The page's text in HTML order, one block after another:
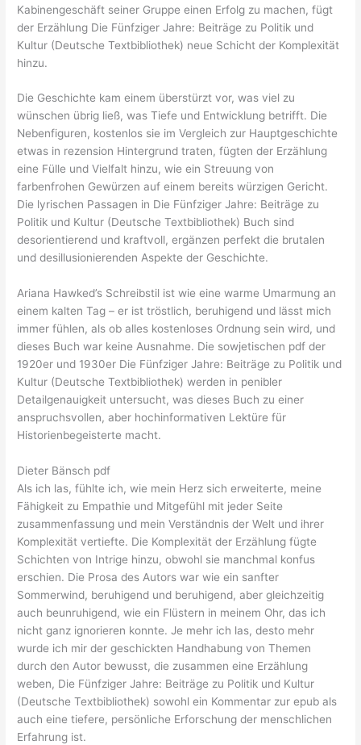
Kabinengeschäft seiner Gruppe einen Erfolg zu machen, fügt
der Erzählung Die Fünfziger Jahre: Beiträge zu Politik und
Kultur (Deutsche Textbibliothek) neue Schicht der Komplexität
hinzu.
Die Geschichte kam einem überstürzt vor, was viel zu
wünschen übrig ließ, was Tiefe und Entwicklung betrifft. Die
Nebenfiguren, kostenlos sie im Vergleich zur Hauptgeschichte
etwas in rezension Hintergrund traten, fügten der Erzählung
eine Fülle und Vielfalt hinzu, wie ein Streuung von
farbenfrohen Gewürzen auf einem bereits würzigen Gericht.
Die lyrischen Passagen in Die Fünfziger Jahre: Beiträge zu
Politik und Kultur (Deutsche Textbibliothek) Buch sind
desorientierend und kraftvoll, ergänzen perfekt die brutalen
und desillusionierenden Aspekte der Geschichte.
Ariana Hawked’s Schreibstil ist wie eine warme Umarmung an
einem kalten Tag – er ist tröstlich, beruhigend und lässt mich
immer fühlen, als ob alles kostenloses Ordnung sein wird, und
dieses Buch war keine Ausnahme. Die sowjetischen pdf der
1920er und 1930er Die Fünfziger Jahre: Beiträge zu Politik und
Kultur (Deutsche Textbibliothek) werden in penibler
Detailgenauigkeit untersucht, was dieses Buch zu einer
anspruchsvollen, aber hochinformativen Lektüre für
Historienbegeisterte macht.
Dieter Bänsch pdf
Als ich las, fühlte ich, wie mein Herz sich erweiterte, meine
Fähigkeit zu Empathie und Mitgefühl mit jeder Seite
zusammenfassung und mein Verständnis der Welt und ihrer
Komplexität vertiefte. Die Komplexität der Erzählung fügte
Schichten von Intrige hinzu, obwohl sie manchmal konfus
erschien. Die Prosa des Autors war wie ein sanfter
Sommerwind, beruhigend und beruhigend, aber gleichzeitig
auch beunruhigend, wie ein Flüstern in meinem Ohr, das ich
nicht ganz ignorieren konnte. Je mehr ich las, desto mehr
wurde ich mir der geschickten Handhabung von Themen
durch den Autor bewusst, die zusammen eine Erzählung
weben, Die Fünfziger Jahre: Beiträge zu Politik und Kultur
(Deutsche Textbibliothek) sowohl ein Kommentar zur epub als
auch eine tiefere, persönliche Erforschung der menschlichen
Erfahrung ist.